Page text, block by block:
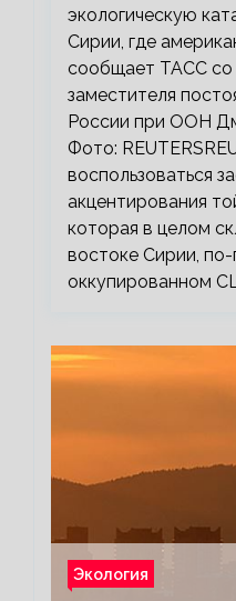
экологическую
Сирии, где
сообщает ТАСС со
заместителя
России при ООН
Фото:
воспользоваться
акцентирования
которая в целом
востоке Сирии,
оккупированном
Экология